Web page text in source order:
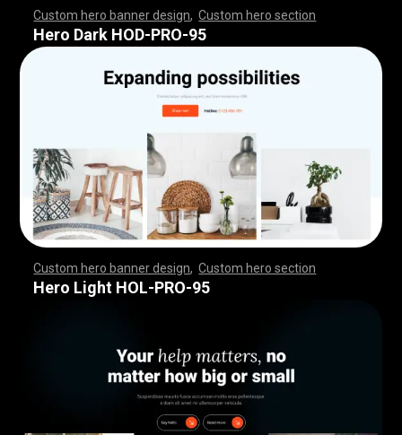
Custom hero banner design ,Custom hero section
,,,,,,,,,,,,,,,,,,,,,,,,,,,,,, ,,,,,,,,,,,,,,,,,,,,,,,
,,,,,,,,,,,,,,,,,,,,,,,,,,,,,, ,,,,,,,,,,,,,,,,,,,,,,,
Hero Dark HOD-PRO-95
Custom hero banner design ,Custom hero section
,,,,,,,,,,,,,,,,,,,,,,,,,,,,,, ,,,,,,,,,,,,,,,,,,,,,,,
,,,,,,,,,,,,,,,,,,,,,,,,,,,,,, ,,,,,,,,,,,,,,,,,,,,,,,
Hero Light HOL-PRO-95